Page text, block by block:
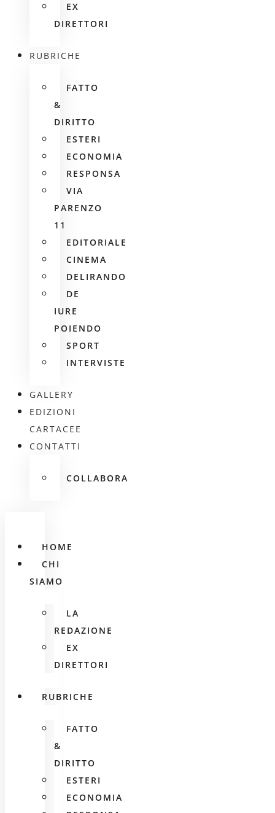
EX
DIRETTORI
RUBRICHE
FATTO
&
DIRITTO
ESTERI
ECONOMIA
RESPONSA
VIA
PARENZO
11
EDITORIALE
CINEMA
DELIRANDO
DE
IURE
POIENDO
SPORT
INTERVISTE
GALLERY
EDIZIONI
CARTACEE
CONTATTI
COLLABORA
HOME
CHI
SIAMO
LA
REDAZIONE
EX
DIRETTORI
RUBRICHE
FATTO
&
DIRITTO
ESTERI
ECONOMIA